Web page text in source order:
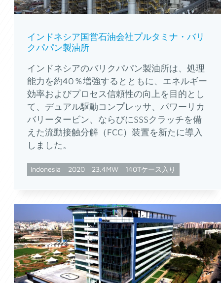
インドネシア国営石油会社プルタミナ・バリ
クパパン製油所
インドネシアのバリクパパン製油所は、処理
能力を約40％増強するとともに、エネルギー
効率およびプロセス信頼性の向上を目的とし
て、デュアル駆動コンプレッサ、パワーリカ
バリータービン、ならびにSSSクラッチを備
えた流動接触分解（FCC）装置を新たに導入
しました。
Indonesia 2020 23.4MW 140Tケース入り